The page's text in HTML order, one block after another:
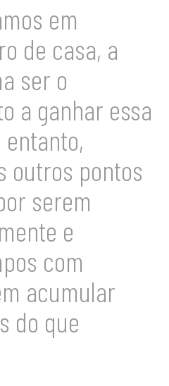
em
de casa, a
ser o
a ganhar essa
outros pontos
serem
e
com
acumular
do que